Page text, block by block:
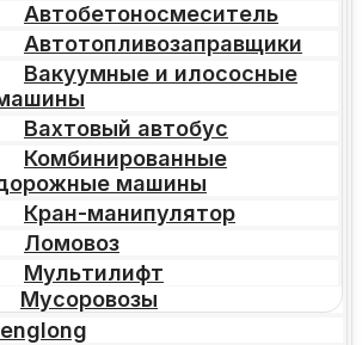
Автобетоносмеситель
Автотопливозаправщики
Вакуумные и илососные
Вахтовый автобус
Комбинированные
машины
Кран-манипулятор
Ломовоз
Мультилифт
Мусоровозы